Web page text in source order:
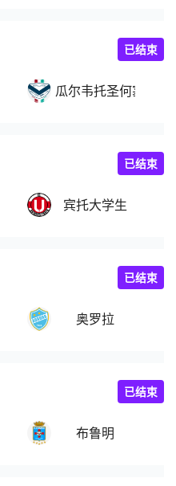
瓜尔韦托圣何塞
已结束
宾托大学生
已结束
奥罗拉
已结束
布鲁明
已结束